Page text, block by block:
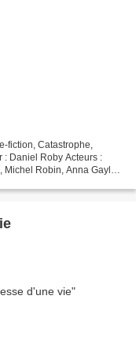
fiction, Catastrophe,
: Daniel Roby Acteurs :
Robin, Anna Gaylor